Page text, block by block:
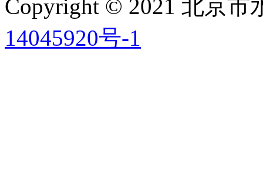
Copyright © 2021 北京市
14045920号-1